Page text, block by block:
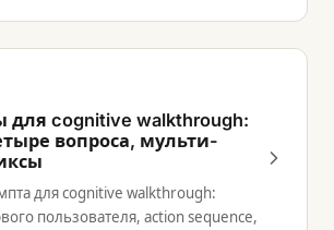
cognitive walkthrough:
вопроса, мульти-
для cognitive walkthrough:
пользователя, action sequence,